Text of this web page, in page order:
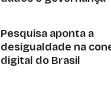
Pesquisa aponta a
desigualdade na
digital do Brasil